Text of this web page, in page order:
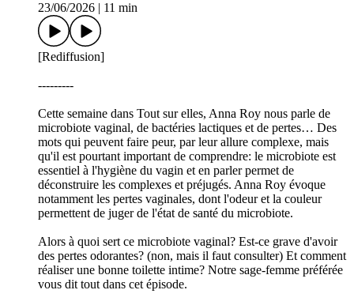
23/06/2026
11 min
[Rediffusion]
---------
Cette semaine dans Tout sur elles, Anna Roy nous parle de
microbiote vaginal, de bactéries lactiques et de pertes… Des
mots qui peuvent faire peur, par leur allure complexe, mais
qu'il est pourtant important de comprendre: le microbiote est
essentiel à l'hygiène du vagin et en parler permet de
déconstruire les complexes et préjugés. Anna Roy évoque
notamment les pertes vaginales, dont l'odeur et la couleur
permettent de juger de l'état de santé du microbiote.
Alors à quoi sert ce microbiote vaginal? Est-ce grave d'avoir
des pertes odorantes? (non, mais il faut consulter) Et comment
réaliser une bonne toilette intime? Notre sage-femme préférée
vous dit tout dans cet épisode.